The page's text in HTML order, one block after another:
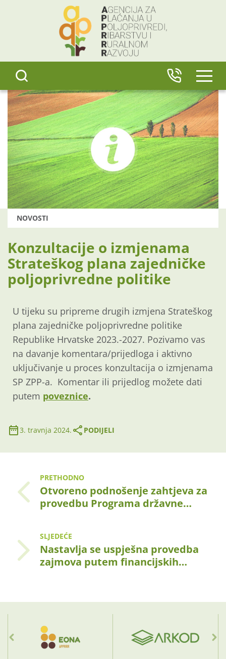
NOVOSTI
Konzultacije o izmjenama
Strateškog plana zajedničke
poljoprivredne politike
U tijeku su pripreme drugih izmjena Strateškog
plana zajedničke poljoprivredne politike
Republike Hrvatske 2023.-2027. Pozivamo vas
na davanje komentara/prijedloga i aktivno
uključivanje u proces konzultacija o izmjenama
SP ZPP-a. Komentar ili prijedlog možete dati
putem poveznice.
3. travnja 2024. PODIJELI
PRETHODNO
Otvoreno podnošenje zahtjeva za
provedbu Programa državne…
SLJEDEĆE
Nastavlja se uspješna provedba
zajmova putem financijskih…